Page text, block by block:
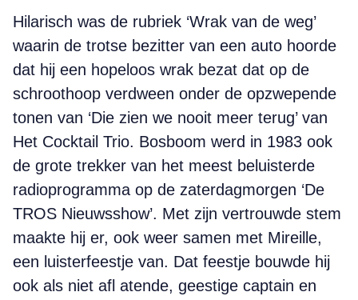
Hilarisch was de rubriek ‘Wrak van de weg’
waarin de trotse bezitter van een auto hoorde
dat hij een hopeloos wrak bezat dat op de
schroothoop verdween onder de opzwepende
tonen van ‘Die zien we nooit meer terug’ van
Het Cocktail Trio. Bosboom werd in 1983 ook
de grote trekker van het meest beluisterde
radioprogramma op de zaterdagmorgen ‘De
TROS Nieuwsshow’. Met zijn vertrouwde stem
maakte hij er, ook weer samen met Mireille,
een luisterfeestje van. Dat feestje bouwde hij
ook als niet afl atende, geestige captain en